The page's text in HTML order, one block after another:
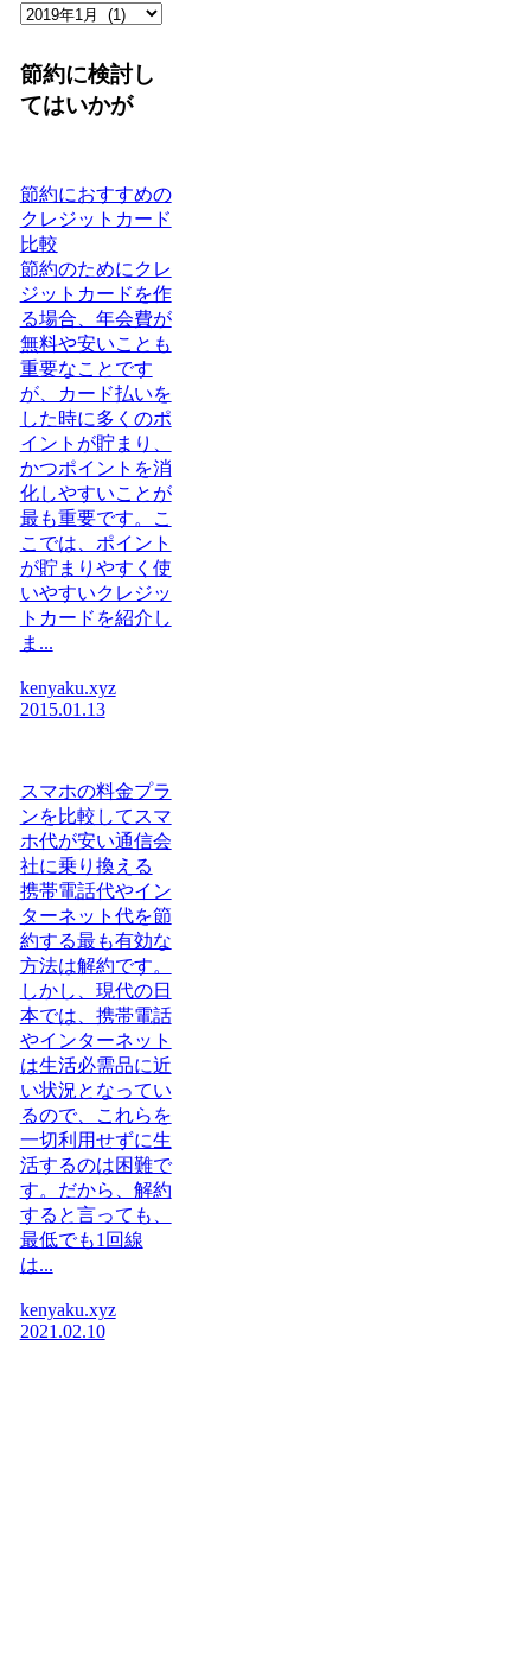
節約に検討し
てはいかが
節約におすすめの
クレジットカード
比較
節約のためにクレ
ジットカードを作
る場合、年会費が
無料や安いことも
重要なことです
が、カード払いを
した時に多くのポ
イントが貯まり、
かつポイントを消
化しやすいことが
最も重要です。こ
こでは、ポイント
が貯まりやすく使
いやすいクレジッ
トカードを紹介し
ま...
kenyaku.xyz
2015.01.13
スマホの料金プラ
ンを比較してスマ
ホ代が安い通信会
社に乗り換える
携帯電話代やイン
ターネット代を節
約する最も有効な
方法は解約です。
しかし、現代の日
本では、携帯電話
やインターネット
は生活必需品に近
い状況となってい
るので、これらを
一切利用せずに生
活するのは困難で
す。だから、解約
すると言っても、
最低でも1回線
は...
kenyaku.xyz
2021.02.10